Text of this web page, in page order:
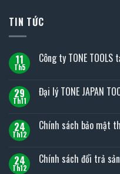
TIN TỨC
11
Th5
Công ty TONE
bình
luận
TONE
TOOLS
Nam
29
Th11
Đại lý TONE JAPAN
bình
luận
TONE
JAPAN
24
Th12
Chính sách bảo mật
bình
luận
24
Th12
Chính sách đổi trả